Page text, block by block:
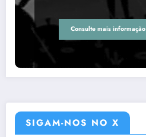
Consulte mais informação
SIGAM-NOS NO X